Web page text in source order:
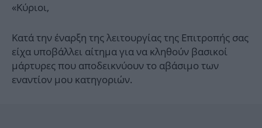
«Κύριοι,
Κατά την έναρξη της λειτουργίας της Επιτροπής σας
είχα υποβάλλει αίτημα για να κληθούν βασικοί
μάρτυρες που αποδεικνύουν το αβάσιμο των
εναντίον μου κατηγοριών.